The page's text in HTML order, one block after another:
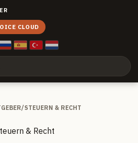
CLOUD
/STEUERN & RECHT
& Recht